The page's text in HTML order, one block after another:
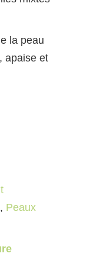
la peau
apaise et
, Peaux